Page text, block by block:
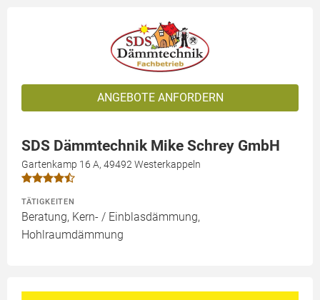
ANGEBOTE ANFORDERN
SDS Dämmtechnik Mike Schrey GmbH
Gartenkamp 16 A, 49492 Westerkappeln
TÄTIGKEITEN
Beratung, Kern- / Einblasdämmung,
Hohlraumdämmung